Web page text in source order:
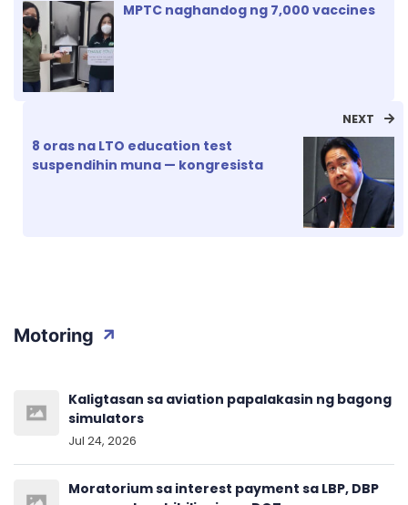
MPTC naghandog ng 7,000 vaccines
NEXT
8 oras na LTO education test
suspendihin muna — kongresista
Motoring
Kaligtasan sa aviation papalakasin ng bagong
simulators
Jul 24, 2026
Moratorium sa interest payment sa LBP, DBP